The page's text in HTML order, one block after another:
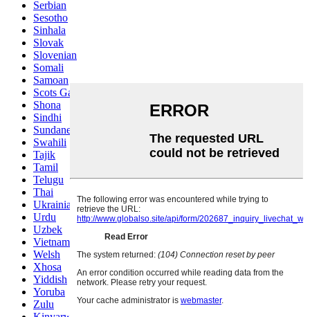
Serbian
Sesotho
Sinhala
Slovak
Slovenian
Somali
Samoan
Scots Gaelic
Shona
Sindhi
Sundanese
Swahili
Tajik
Tamil
Telugu
Thai
Ukrainian
Urdu
Uzbek
Vietnamese
Welsh
Xhosa
Yiddish
Yoruba
Zulu